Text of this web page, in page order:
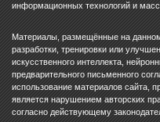
информационных технологий и
Материалы, размещённые на
разработки, тренировки или
искусственного интеллекта,
предварительного письменного
использование материалов сайта,
является нарушением авторских
согласно действующему